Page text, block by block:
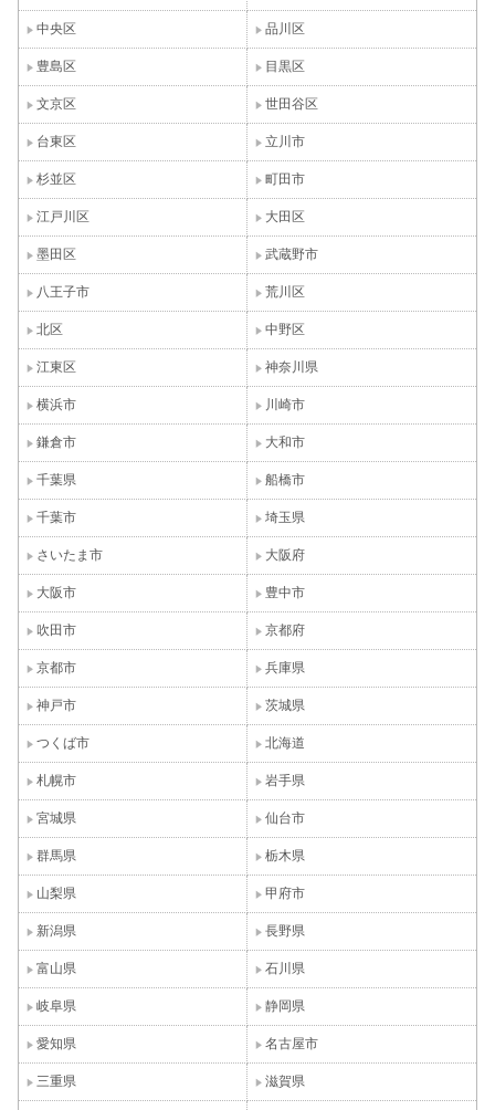
中央区 品川区
豊島区 目黒区
文京区 世田谷区
台東区 立川市
杉並区 町田市
江戸川区 大田区
墨田区 武蔵野市
八王子市 荒川区
北区 中野区
江東区 神奈川県
横浜市 川崎市
鎌倉市 大和市
千葉県 船橋市
千葉市 埼玉県
さいたま市 大阪府
大阪市 豊中市
吹田市 京都府
京都市 兵庫県
神戸市 茨城県
つくば市 北海道
札幌市 岩手県
宮城県 仙台市
群馬県 栃木県
山梨県 甲府市
新潟県 長野県
富山県 石川県
岐阜県 静岡県
愛知県 名古屋市
三重県 滋賀県